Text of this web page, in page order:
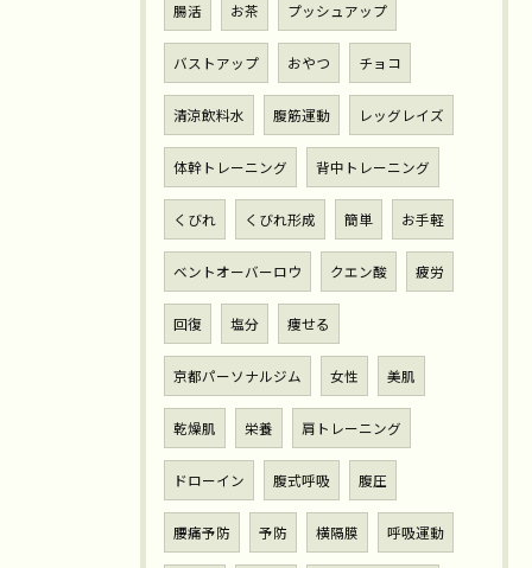
腸活 お茶 プッシュアップ
バストアップ おやつ チョコ
清涼飲料水 腹筋運動 レッグレイズ
体幹トレーニング 背中トレーニング
くびれ くびれ形成 簡単 お手軽
ベントオーバーロウ クエン酸 疲労
回復 塩分 痩せる
京都パーソナルジム 女性 美肌
乾燥肌 栄養 肩トレーニング
ドローイン 腹式呼吸 腹圧
腰痛予防 予防 横隔膜 呼吸運動